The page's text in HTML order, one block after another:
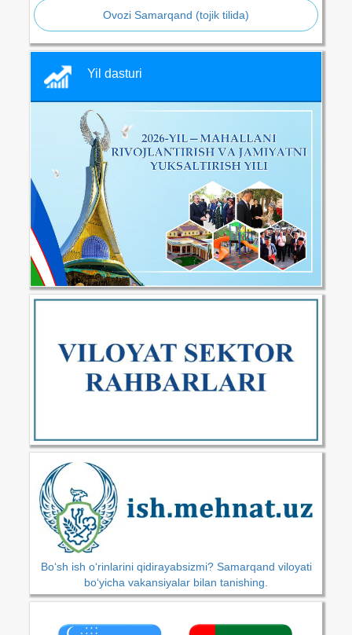
Ovozi Samarqand (tojik tilida)
Yil dasturi
Bo‘sh ish o‘rinlarini qidirayabsizmi? Samarqand viloyati
bo‘yicha vakansiyalar bilan tanishing.